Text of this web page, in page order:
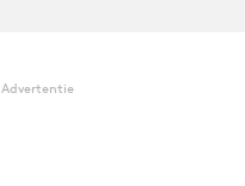
Advertentie